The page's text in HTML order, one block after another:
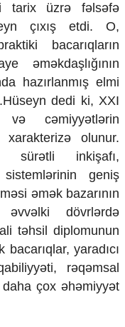
tarix üzrə fəlsəfə
çıxış etdi. O,
bacarıqların
əməkdaşlığının
hazırlanmış elmi
dedi ki, XXI
cəmiyyətlərin
xarakterizə olunur.
sürətli inkişafı,
geniş
əmək bazarının
dövrlərdə
təhsil diplomunun
yaradıcı
rəqəmsal
çox əhəmiyyət